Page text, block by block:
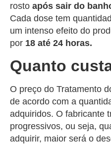
rosto após sair do
Cada dose tem
um intenso efeito do
por 18 até 24 horas.
Quanto
O preço do Tratamento
de acordo com a
adquiridos. O fabricante
progressivos, ou seja,
adquirir, maior será o